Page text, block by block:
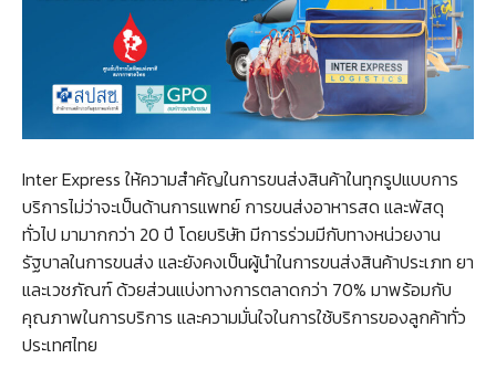
Inter Express ให้ความสำคัญในการขนส่งสินค้าในทุกรูปแบบการ
บริการไม่ว่าจะเป็นด้านการแพทย์ การขนส่งอาหารสด และพัสดุ
ทั่วไป มามากกว่า 20 ปี โดยบริษัท มีการร่วมมีกับทางหน่วยงาน
รัฐบาลในการขนส่ง และยังคงเป็นผู้นำในการขนส่งสินค้าประเภท ยา
และเวชภัณฑ์ ด้วยส่วนแบ่งทางการตลาดกว่า 70% มาพร้อมกับ
คุณภาพในการบริการ และความมั่นใจในการใช้บริการของลูกค้าทั่ว
ประเทศไทย